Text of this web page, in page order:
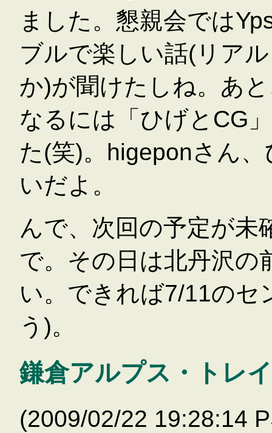
ました。懇親会では
ブルで楽しい話(リア
か)が聞けたしね。あ
なるには「ひげとCG
た(笑)。higeponさん
いだよ。
んで、次回の予定が未
で。その日は北丹沢の
い。できれば7/11のセ
う)。
鎌倉アルプス・トレ
(2009/02/22 19:28:14